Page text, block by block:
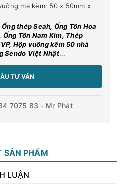
mạ kẽm: 50 x 50mm x
thép Seah, Ống Tôn Hoa
Ống Tôn Nam Kim, Thép
Hộp vuông kẽm 50 nhà
Sendo Việt Nhật...
TƯ VẤN
7075 83 - Mr Phát
SẢN PHẨM
LUẬN